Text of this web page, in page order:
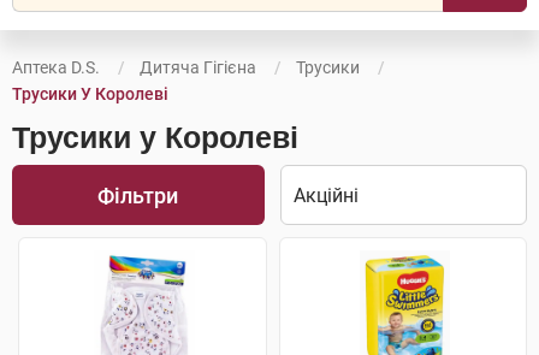
Аптека D.S. Дитяча Гігієна
Трусики
Трусики У Королеві
Трусики у Королеві
Фільтри